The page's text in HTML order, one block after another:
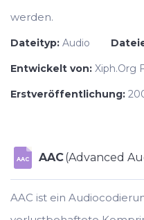
werden.
Dateityp: Audio
Entwickelt von: Xiph.Org
Erstveröffentlichung:
AAC AAC(Advanced
AAC ist ein